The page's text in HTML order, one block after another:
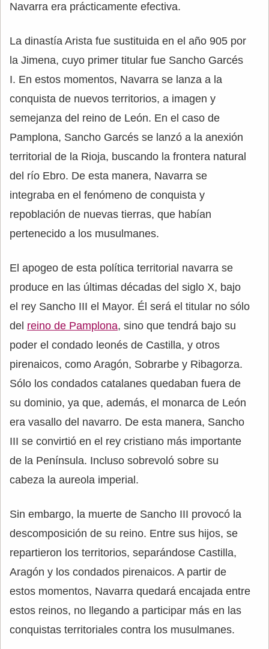
Navarra era prácticamente efectiva.
La dinastía Arista fue sustituida en el año 905 por
la Jimena, cuyo primer titular fue Sancho Garcés
I. En estos momentos, Navarra se lanza a la
conquista de nuevos territorios, a imagen y
semejanza del reino de León. En el caso de
Pamplona, Sancho Garcés se lanzó a la anexión
territorial de la Rioja, buscando la frontera natural
del río Ebro. De esta manera, Navarra se
integraba en el fenómeno de conquista y
repoblación de nuevas tierras, que habían
pertenecido a los musulmanes.
El apogeo de esta política territorial navarra se
produce en las últimas décadas del siglo X, bajo
el rey Sancho III el Mayor. Él será el titular no sólo
del reino de Pamplona, sino que tendrá bajo su
poder el condado leonés de Castilla, y otros
pirenaicos, como Aragón, Sobrarbe y Ribagorza.
Sólo los condados catalanes quedaban fuera de
su dominio, ya que, además, el monarca de León
era vasallo del navarro. De esta manera, Sancho
III se convirtió en el rey cristiano más importante
de la Península. Incluso sobrevoló sobre su
cabeza la aureola imperial.
Sin embargo, la muerte de Sancho III provocó la
descomposición de su reino. Entre sus hijos, se
repartieron los territorios, separándose Castilla,
Aragón y los condados pirenaicos. A partir de
estos momentos, Navarra quedará encajada entre
estos reinos, no llegando a participar más en las
conquistas territoriales contra los musulmanes.